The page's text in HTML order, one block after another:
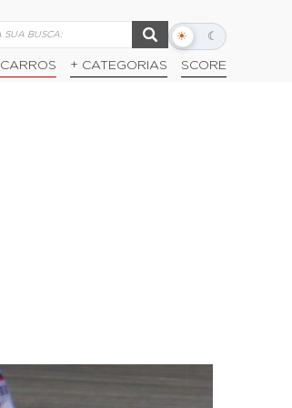
☀ ☾
Alternar
escuro
CARROS + CATEGORIAS SCORE